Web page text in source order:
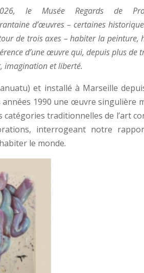
le Musée Regards de
d’œuvres – certaines
de trois axes – habiter la peinture,
d’une œuvre qui, depuis plus de
imagination et liberté.
et installé à Marseille
1990 une œuvre singulière
traditionnelles de l’art
interrogeant notre
le monde.